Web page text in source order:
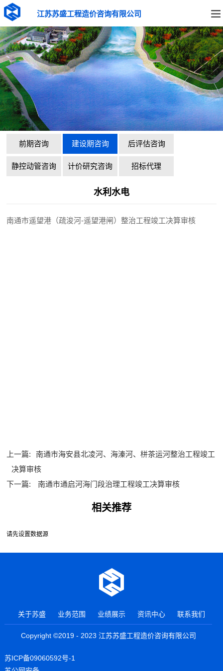
江苏苏盛工程造价咨询有限公司
前期咨询 建设期咨询 后评估咨询
静控动管咨询 计价研究咨询 招标代理
水利水电
南通市遥望港（疏浚河-遥望港闸）整治工程竣工决算审核
上一篇:
南通市海安县北凌河、海溱河、栟茶运河整治工程竣工
决算审核
下一篇:
南通市通启河海门段治理工程竣工决算审核
相关推荐
请先设置数据源
关于苏盛 业务范围 业绩展示 资讯中心 联系我们
Copyright ©2019 - 2023 江苏苏盛工程造价咨询有限公司
苏ICP备09060592号-1